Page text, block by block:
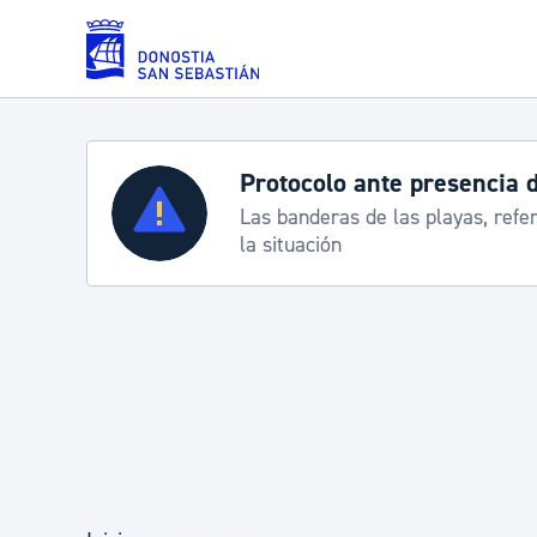
Saltar al contenido principal
Servicios
Padrón y asuntos personales
Semana Grande 2026:
8-15 agosto